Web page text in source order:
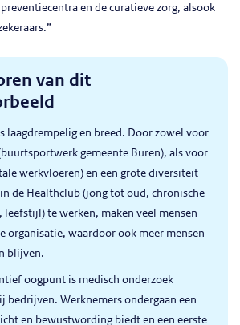
en de curatieve zorg, alsook
van dit
laagdrempelig en breed. Door zowel voor
gemeente Buren), als voor
werkvloeren) en een grote diversiteit
de Healthclub (jong tot oud, chronische
leefstijl) te werken, maken veel mensen
organisatie, waardoor ook meer mensen
blijven.
oogpunt is medisch onderzoek
bedrijven. Werknemers ondergaan een
en bewustwording biedt en een eerste